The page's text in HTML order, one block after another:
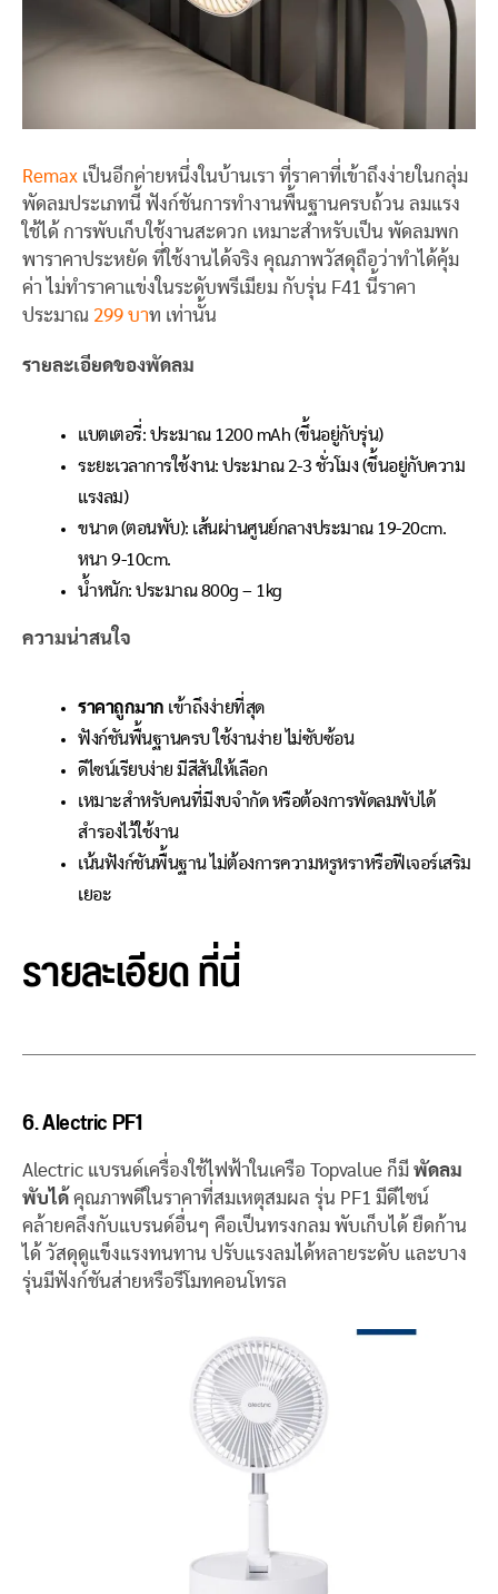
Remax เป็นอีกค่ายหนึ่งในบ้านเรา ที่ราคาที่เข้าถึงง่ายในกลุ่ม
พัดลมประเภทนี้ ฟังก์ชันการทำงานพื้นฐานครบถ้วน ลมแรง
ใช้ได้ การพับเก็บใช้งานสะดวก เหมาะสำหรับเป็น พัดลมพก
พาราคาประหยัด ที่ใช้งานได้จริง คุณภาพวัสดุถือว่าทำได้คุ้ม
ค่า ไม่ทำราคาแข่งในระดับพรีเมียม กับรุ่น F41 นี้ราคา
ประมาณ 299 บาท เท่านั้น
รายละเอียดของพัดลม
แบตเตอรี่: ประมาณ 1200 mAh (ขึ้นอยู่กับรุ่น)
ระยะเวลาการใช้งาน: ประมาณ 2-3 ชั่วโมง (ขึ้นอยู่กับความ
แรงลม)
ขนาด (ตอนพับ): เส้นผ่านศูนย์กลางประมาณ 19-20cm.
หนา 9-10cm.
น้ำหนัก: ประมาณ 800g – 1kg
ความน่าสนใจ
ราคาถูกมาก เข้าถึงง่ายที่สุด
ฟังก์ชันพื้นฐานครบ ใช้งานง่าย ไม่ซับซ้อน
ดีไซน์เรียบง่าย มีสีสันให้เลือก
เหมาะสำหรับคนที่มีงบจำกัด หรือต้องการพัดลมพับได้
สำรองไว้ใช้งาน
เน้นฟังก์ชันพื้นฐาน ไม่ต้องการความหรูหราหรือฟีเจอร์เสริม
เยอะ
รายละเอียดที่นี่
6. Alectric PF1
Alectric แบรนด์เครื่องใช้ไฟฟ้าในเครือ Topvalue ก็มี พัดลม
พับได้ คุณภาพดีในราคาที่สมเหตุสมผล รุ่น PF1 มีดีไซน์
คล้ายคลึงกับแบรนด์อื่นๆ คือเป็นทรงกลม พับเก็บได้ ยืดก้าน
ได้ วัสดุดูแข็งแรงทนทาน ปรับแรงลมได้หลายระดับ และบาง
รุ่นมีฟังก์ชันส่ายหรือรีโมทคอนโทรล